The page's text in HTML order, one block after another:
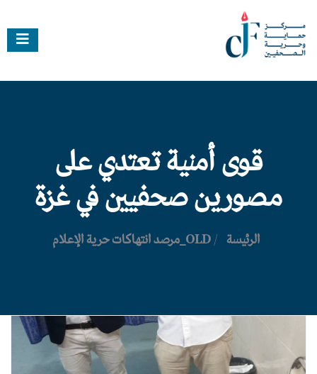
قوى أمنية تعتدي على
مصورين صحفيين في غزة
الرئيسة /OLD_مرصد انتهاكات حرية الإعلام